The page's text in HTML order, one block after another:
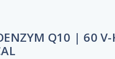
Q10 | 60 V-